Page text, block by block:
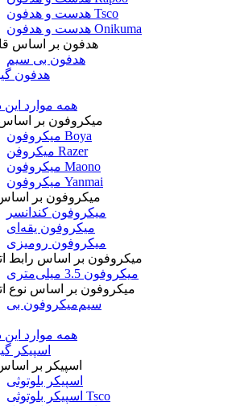
هدست و هدفون Tsco
هدست و هدفون Onikuma
هدفون بر اساس
هدفون بی سیم
هدفون
همه موارد این
میکروفون بر اساس
میکروفون Boya
میکروفن Razer
میکروفون Maono
میکروفون Yanmai
میکروفون بر
میکروفون کندانسر
میکروفون یقه‌ای
میکروفون رومیزی
میکروفون بر اساس رابط
میکروفون 3.5 میلی‌متری
میکروفون بر اساس نوع
میکروفون بی‌‎سیم
همه موارد این
اسپیکر
اسپیکر بر
اسپیکر بلوتوثی
اسپیکر بلوتوثی Tsco